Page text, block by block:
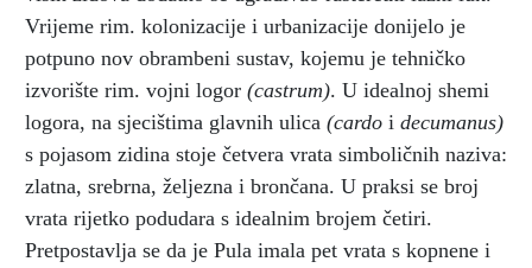
Vrijeme rim. kolonizacije i urbanizacije donijelo je
potpuno nov obrambeni sustav, kojemu je tehničko
izvorište rim. vojni logor (castrum). U idealnoj shemi
logora, na sjecištima glavnih ulica (cardo i decumanus)
s pojasom zidina stoje četvera vrata simboličnih naziva:
zlatna, srebrna, željezna i brončana. U praksi se broj
vrata rijetko podudara s idealnim brojem četiri.
Pretpostavlja se da je Pula imala pet vrata s kopnene i